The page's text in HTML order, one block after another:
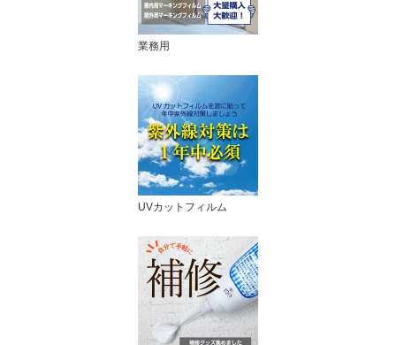
業務用
UVカットフィルム